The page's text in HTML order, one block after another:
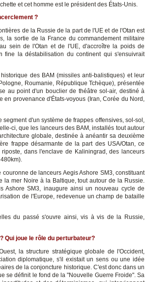
et cet homme est le président des États-Unis.
?
de la Russie de la part de l'UE et de l'Otan est
la sortie de la France du commandement militaire
sein de l'Otan et de l'UE, d'accroître la poids de
fine la déstabilisation du continent qui s'ensuivrait
des BAM (missiles anti-balistiques) et leur
Roumanie, République Tchèque), présentée
au point d'un bouclier de théâtre sol-air, destiné à
provenance d'États-voyous (Iran, Corée du Nord,
d'un système de frappes offensives, sol-sol,
ci, que les lanceurs des BAM, installés tout autour
globale, destinée à anéantir sa deuxième
frappe désarmante de la part des USA/Otan, ce
dans l'enclave de Kaliningrad, des lanceurs
de lanceurs Aegis Ashore SM3, constituant
mer Noire à la Baltique, tout autour de la Russie.
Ashore SM3, inaugure ainsi un nouveau cycle de
de l'Europe, redevenue un champ de bataille
du passé s'ouvre ainsi, vis à vis de la Russie,
Qui joue le rôle du perturbateur?
la structure stratégique globale de l'Occident,
diplomatique, s'il existait un sens ou une idée
de la conjoncture historique. C'est donc dans un
se définit le fond de la "Nouvelle Guerre Froide". Sa